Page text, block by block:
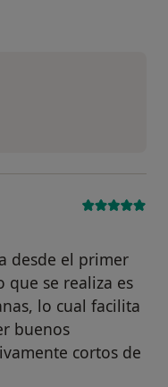
desde el primer
que se realiza es
lo cual facilita
buenos
cortos de